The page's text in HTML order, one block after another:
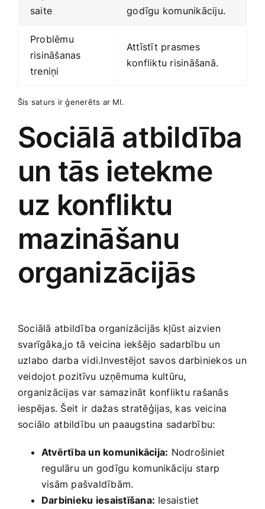
saite
⁣godīgu komunikāciju.
Problēmu
risināšanas
treniņi
Attīstīt ​prasmes⁤
konfliktu risināšanā.
Šis saturs ir ģenerēts ar MI.
Sociālā atbildība
un tās ietekme
uz konfliktu
mazināšanu
organizācijās
Sociālā atbildība organizācijās kļūst aizvien
svarīgāka,jo tā veicina iekšējo sadarbību⁣ un
uzlabo darba ‍vidi.Investējot savos darbiniekos un
veidojot ⁤pozitīvu uzņēmuma kultūru,
organizācijas var samazināt konfliktu rašanās
iespējas. Šeit⁢ ir ‍dažas ⁤stratēģijas, kas ⁤veicina
sociālo⁤ atbildību un paaugstina sadarbību:
Atvērtība un komunikācija: ⁣Nodrošiniet
regulāru un godīgu ⁢komunikāciju starp
visām pašvaldībām.
Darbinieku ⁢iesaistīšana: Iesaistiet​